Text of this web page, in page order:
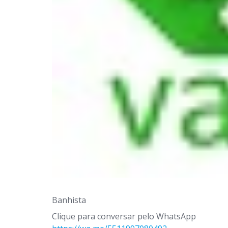
Banhista
Clique para conversar pelo WhatsApp